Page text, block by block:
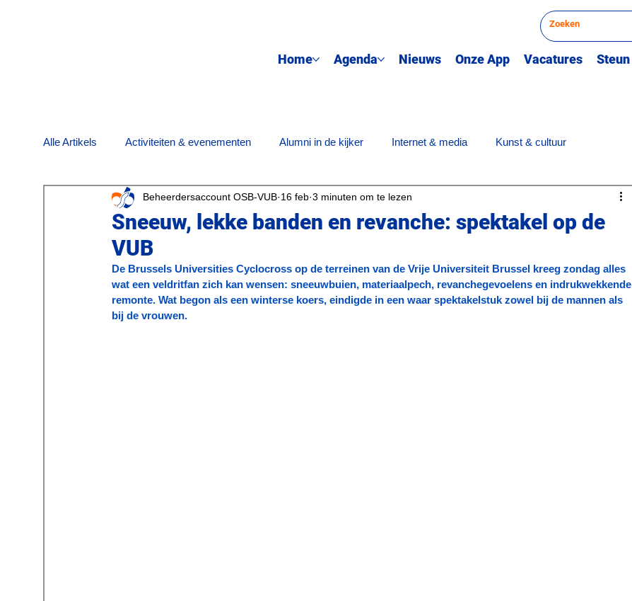
Home Agenda Nieuws Onze App Vacatures Steun
Alle Artikels Activiteiten & evenementen Alumni in de kijker Internet & media Kunst & cultuur
Maatschappij & engagement Nostalgie Onderwijs Opiniestuk Quiz
Wetenschapsnieuws
Sneeuw, lekke banden en revanche: spektakel op de
VUB
Beheerdersaccount OSB-VUB 16 feb 3 minuten om te lezen
De Brussels Universities Cyclocross op de terreinen van de Vrije Universiteit Brussel kreeg zondag alles
wat een veldritfan zich kan wensen: sneeuwbuien, materiaalpech, revanchegevoelens en indrukwekkende
remonte. Wat begon als een winterse koers, eindigde in een waar spektakelstuk zowel bij de mannen als
bij de vrouwen.